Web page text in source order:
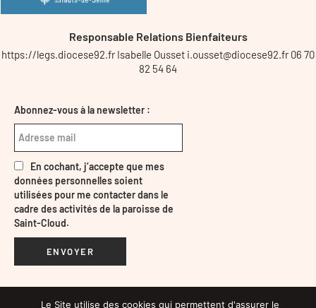
Responsable Relations Bienfaiteurs
https://legs.diocese92.fr Isabelle Ousset i.ousset@diocese92.fr 06 70
82 54 64
Abonnez-vous à la newsletter :
En cochant, j’accepte que mes
données personnelles soient
utilisées pour me contacter dans le
cadre des activités de la paroisse de
Saint-Cloud.
ENVOYER
Le Site utilise des cookies qui permettent d'assurer le